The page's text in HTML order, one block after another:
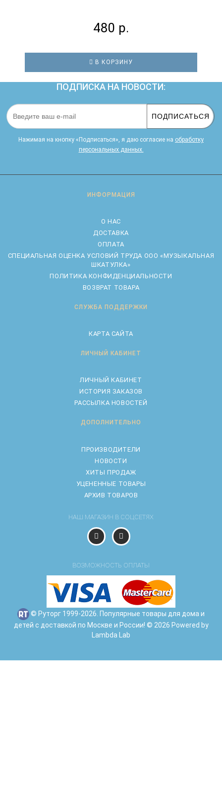
480 р.
В КОРЗИНУ
ПОДПИСКА НА НОВОСТИ:
ПОДПИСАТЬСЯ
Нажимая на кнопку «Подписаться», я даю cогласие на обработку
персональных данных.
ИНФОРМАЦИЯ
О НАС
ДОСТАВКА
ОПЛАТА
CПЕЦИАЛЬНАЯ ОЦЕНКА УСЛОВИЙ ТРУДА ООО «МУЗЫКАЛЬНАЯ
ШКАТУЛКА»
ПОЛИТИКА КОНФИДЕНЦИАЛЬНОСТИ
ВОЗВРАТ ТОВАРА
СЛУЖБА ПОДДЕРЖКИ
КАРТА САЙТА
ЛИЧНЫЙ КАБИНЕТ
ЛИЧНЫЙ КАБИНЕТ
ИСТОРИЯ ЗАКАЗОВ
РАССЫЛКА НОВОСТЕЙ
ДОПОЛНИТЕЛЬНО
ПРОИЗВОДИТЕЛИ
НОВОСТИ
ХИТЫ ПРОДАЖ
УЦЕНЕННЫЕ ТОВАРЫ
АРХИВ ТОВАРОВ
НАШ МАГАЗИН В СОЦСЕТЯХ
ВОЗМОЖНОСТЬ ОПЛАТЫ
© Руторг 1999-2026. Популярные товары для дома и
детей с доставкой по Москве и России! © 2026 Powered by
Lambda Lab